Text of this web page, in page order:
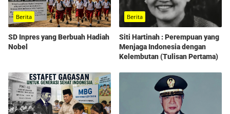
Berita
SD Inpres yang Berbuah Hadiah
Nobel
Berita
Siti Hartinah : Perempuan yang
Menjaga Indonesia dengan
Kelembutan (Tulisan Pertama)